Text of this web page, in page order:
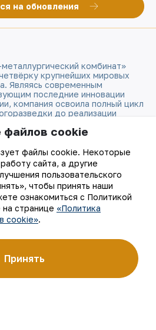
на обновления
комбинат»
крупнейших мировых
Являясь современным
последние инновации
компания освоила полный цикл
до реализации
стали узнаваемым брендом
биржах цветных металлов.
Контакты
Карта сайта
Условия использования
cookie
файлов cookie
файлы cookie. Некоторые
сайта, а другие
пользовательского
чтобы принять наши
ознакомиться с Политикой
на странице «Политика
cookie».
Принять